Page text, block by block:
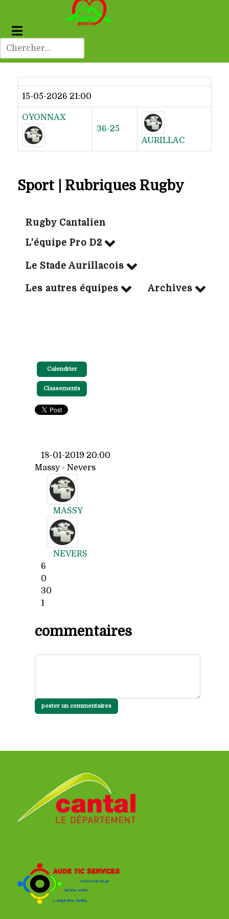
Dernier résultat
15-05-2026 21:00
OYONNAX
36-25
AURILLAC
Sport | Rubriques Rugby
Rugby Cantalien
L'équipe Pro D2
Le Stade Aurillacois
Les autres équipes Archives
Calendrier
Classements
18-01-2019 20:00
Massy - Nevers
MASSY
NEVERS
6
0
30
1
commentaires
poster un commentaires